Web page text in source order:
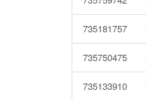
735181757
735750475
735133910